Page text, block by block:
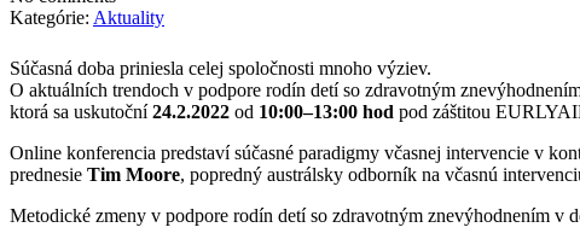
Kategórie: Aktuality
Súčasná doba priniesla celej spoločnosti mnoho výziev.
O aktuálních trendoch v podpore rodín detí so zdravotným
ktorá sa uskutoční24.2.2022 od 10:00–13:00 hod pod záštitou
Online konferencia predstaví súčasné paradigmy včasnej intervencie v
prednesie Tim Moore, popredný austrálsky odborník na včasnú
Metodické zmeny v podpore rodín detí so zdravotným znevýhodnením v